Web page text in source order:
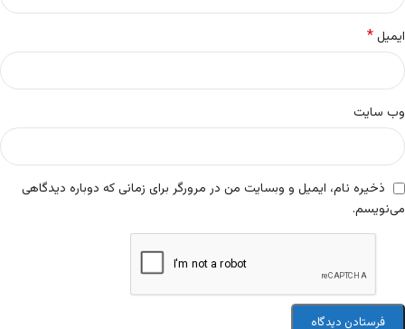
ایمیل*
وب‌ سایت
ذخیره نام، ایمیل و وبسایت من در مرورگر برای زمانی که دوباره دیدگاهی
می‌نویسم.